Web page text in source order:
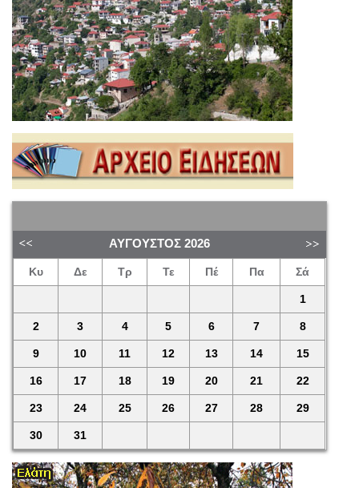
ΑΎΓΟΥΣΤΟΣ 2026
Κυ Δε Τρ Τε Πέ Πα Σά
1
2 3 4 5 6 7 8
9 10 11 12 13 14 15
16 17 18 19 20 21 22
23 24 25 26 27 28 29
30 31